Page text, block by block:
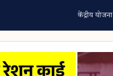
केंद्रीय योजना